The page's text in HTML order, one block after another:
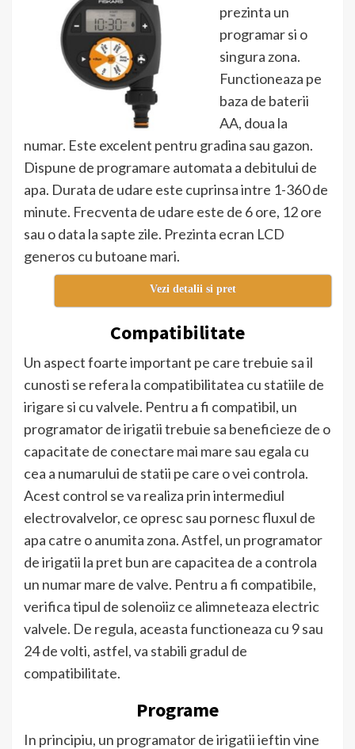
prezinta un
programar si o
singura zona.
Functioneaza pe
baza de baterii
AA, doua la
numar. Este excelent pentru gradina sau gazon.
Dispune de programare automata a debitului de
apa. Durata de udare este cuprinsa intre 1-360 de
minute. Frecventa de udare este de 6 ore, 12 ore
sau o data la sapte zile. Prezinta ecran LCD
generos cu butoane mari.
Vezi detalii si pret
Compatibilitate
Un aspect foarte important pe care trebuie sa il
cunosti se refera la compatibilitatea cu statiile de
irigare si cu valvele. Pentru a fi compatibil, un
programator de irigatii trebuie sa beneficieze de o
capacitate de conectare mai mare sau egala cu
cea a numarului de statii pe care o vei controla.
Acest control se va realiza prin intermediul
electrovalvelor, ce opresc sau pornesc fluxul de
apa catre o anumita zona. Astfel, un programator
de irigatii la pret bun are capacitea de a controla
un numar mare de valve. Pentru a fi compatibile,
verifica tipul de solenoiiz ce alimneteaza electric
valvele. De regula, aceasta functioneaza cu 9 sau
24 de volti, astfel, va stabili gradul de
compatibilitate.
Programe
In principiu, un programator de irigatii ieftin vine